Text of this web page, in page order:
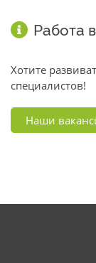
Работа
Хотите
специалистов!
Наши